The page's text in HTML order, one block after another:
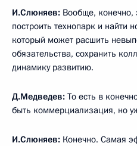
И.Слюняев: Вообще, конечно,
построить технопарк и найти
который может расшить
обязательства, сохранить
динамику развитию.
Д.Медведев: То есть в
быть коммерциализация, но
И.Слюняев: Конечно. Самая